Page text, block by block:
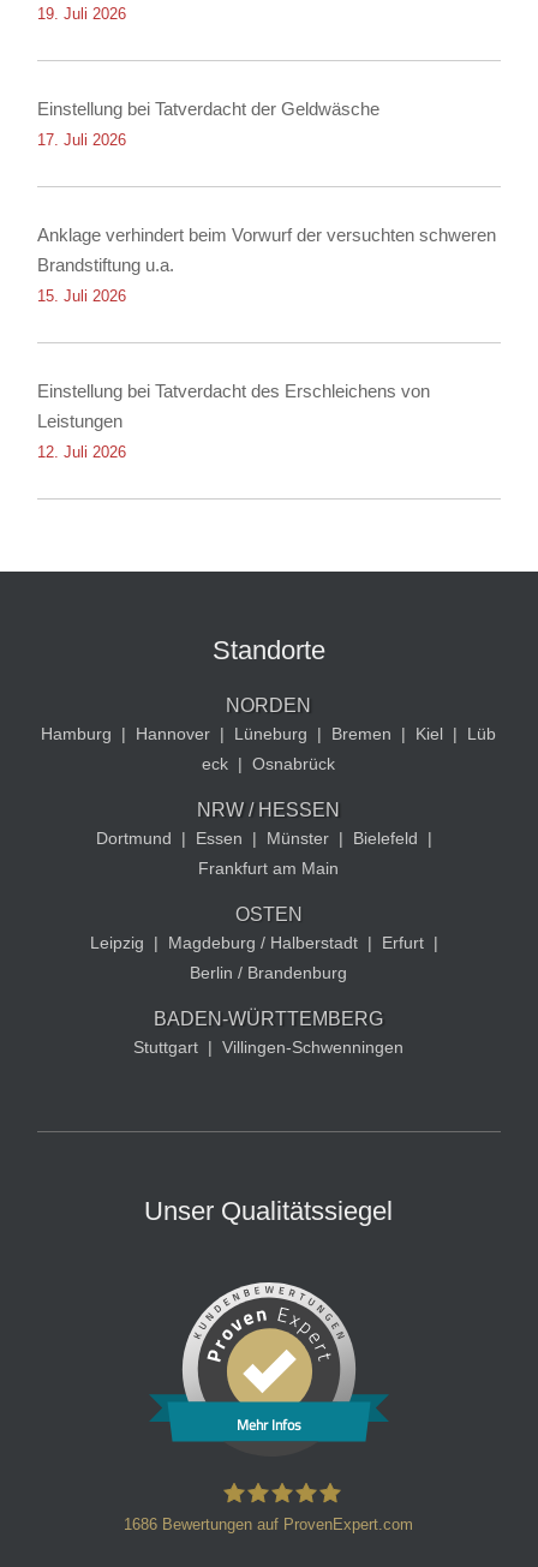
19. Juli 2026
Einstellung bei Tatverdacht der Geldwäsche
17. Juli 2026
Anklage verhindert beim Vorwurf der versuchten schweren
Brandstiftung u.a.
15. Juli 2026
Einstellung bei Tatverdacht des Erschleichens von
Leistungen
12. Juli 2026
Standorte
NORDEN
Hamburg | Hannover | Lüneburg | Bremen | Kiel |
Lüb
eck | Osnabrück
NRW / HESSEN
Dortmund | Essen | Münster | Bielefeld
|
Frankfurt am Main
OSTEN
Leipzig | Magdeburg / Halberstadt | Erfurt |
Berlin / Brandenburg
BADEN-WÜRTTEMBERG
Stuttgart | Villingen-Schwenningen
Unser Qualitätssiegel
Mehr Infos
1686 Bewertungen auf ProvenExpert.com